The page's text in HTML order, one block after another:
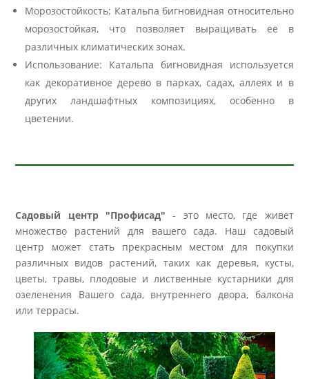
Морозостойкость: Катальпа бигновидная относительно
морозостойкая, что позволяет выращивать ее в
различных климатических зонах.
Использование: Катальпа бигновидная используется
как декоративное дерево в парках, садах, аллеях и в
других ландшафтных композициях, особенно в
цветении.
Садовый центр "Профисад" - это место, где живет
множество растений для вашего сада. Наш садовый
центр может стать прекрасным местом для покупки
различных видов растений, таких как деревья, кусты,
цветы, травы, плодовые и лиственные кустарники для
озеленения Вашего сада, внутреннего двора, балкона
или террасы.